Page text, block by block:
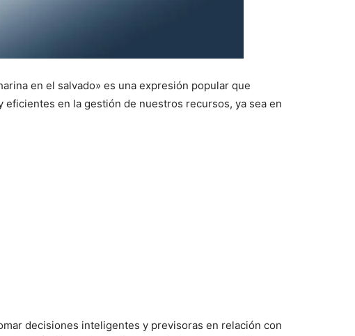
en el salvado» es una expresión popular que
en la gestión de nuestros recursos, ya sea en
decisiones inteligentes y previsoras en relación con